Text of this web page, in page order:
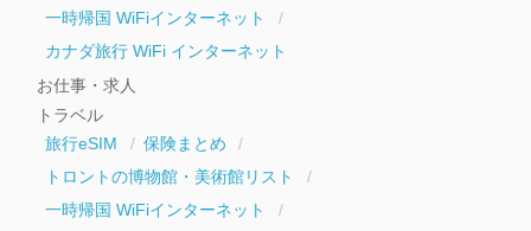
一時帰国 WiFiインターネット
カナダ旅行 WiFi インターネット
お仕事・求人
トラベル
旅行eSIM
保険まとめ
トロントの博物館・美術館リスト
一時帰国 WiFiインターネット